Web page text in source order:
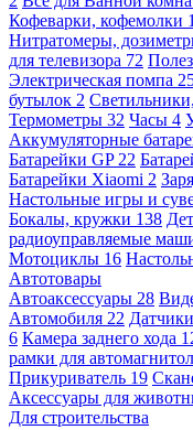
Кофеварки, кофемолки
Нитратомеры,
для телевизора 72
Электрическая помпа
бутылок 2
Термометры 32 Часы 4
Аккумуляторные
Батарейки GP 22
Батарейки Xiaomi 2
Настольные игры и
Бокалы, кружки 138
радиоуправляемые
Мотоциклы 16
Автотовары
Автоаксессуары 28
Автомобиля 22
6 Камера заднего хода
рамки для автомагнитол
Прикуриватель 19
Аксессуары для
Для строительства